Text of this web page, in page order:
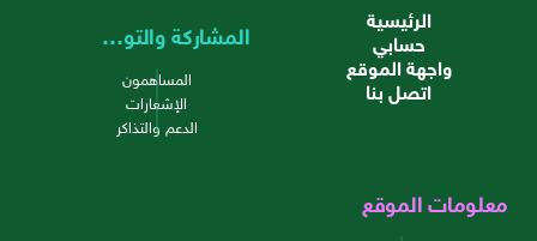
الرئيسية
حسابي
واجهة الموقع
اتصل بنا
المشاركة والتواصل
المساهمون
الإشعارات
الدعم والتذاكر
معلومات الموقع